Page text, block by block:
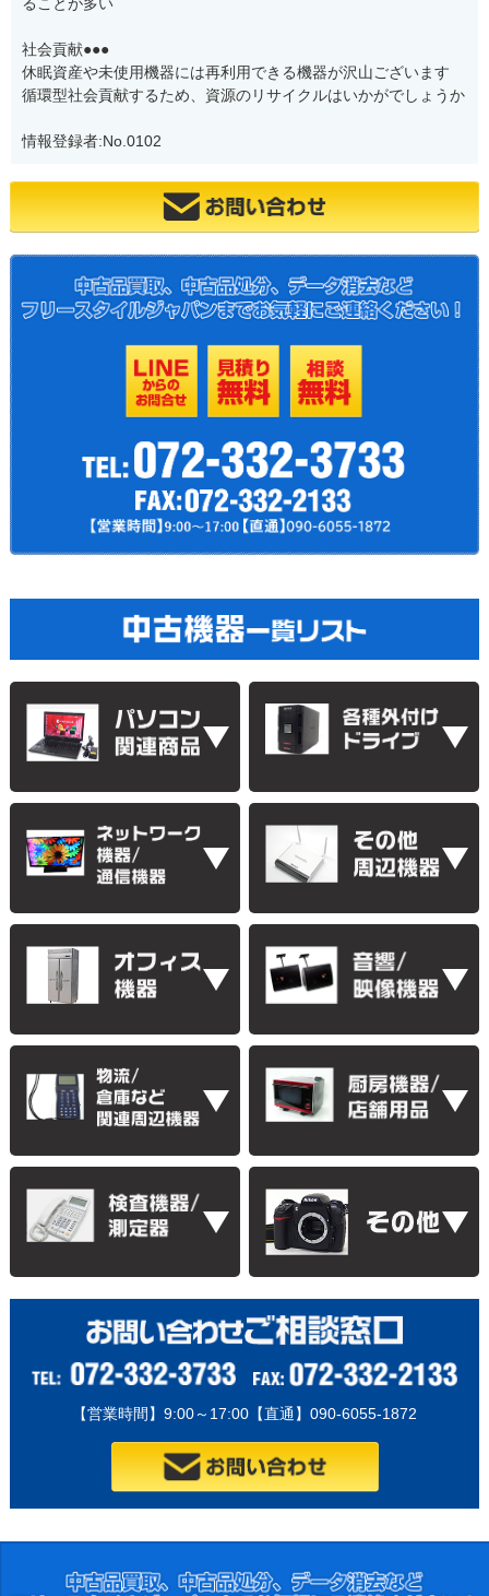
ることが多い
社会貢献●●●
休眠資産や未使用機器には再利用できる機器が沢山ございます
循環型社会貢献するため、資源のリサイクルはいかがでしょうか
情報登録者:No.0102
【営業時間】9:00～17:00【直通】090-6055-1872